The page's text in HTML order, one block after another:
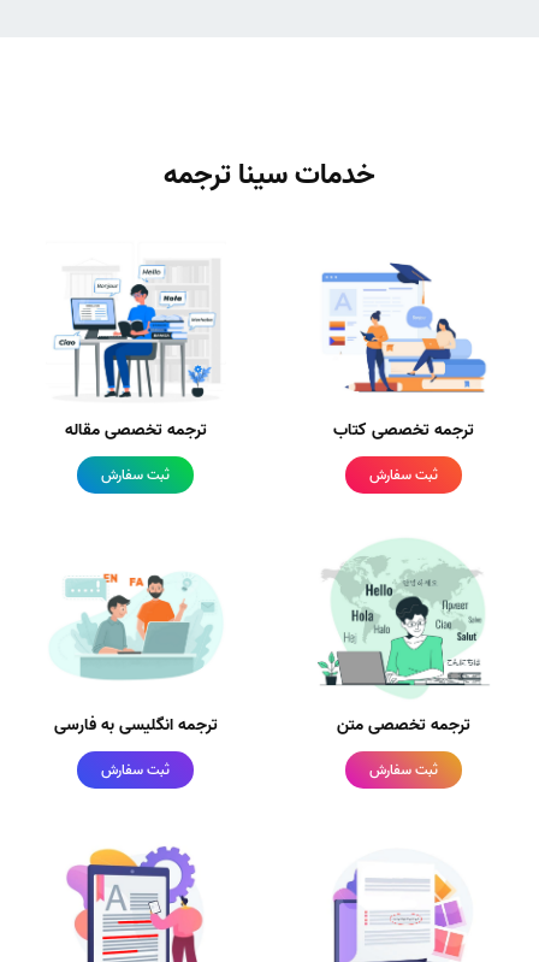
خدمات سینا ترجمه
ترجمه تخصصی کتاب
ثبت سفارش
ترجمه تخصصی مقاله
ثبت سفارش
ترجمه تخصصی متن
ثبت سفارش
ترجمه انگلیسی به فارسی
ثبت سفارش